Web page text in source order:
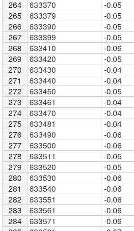
264
633370
-0.05
265
633379
-0.05
266
633390
-0.05
267
633399
-0.05
268
633410
-0.06
269
633420
-0.05
270
633430
-0.04
271
633440
-0.04
272
633450
-0.05
273
633461
-0.04
274
633470
-0.04
275
633481
-0.04
276
633490
-0.06
277
633500
-0.06
278
633511
-0.05
279
633520
-0.05
280
633530
-0.06
281
633540
-0.06
282
633551
-0.06
283
633561
-0.06
284
633571
-0.06
264
265
266
267
268
269
270
271
272
273
274
275
276
277
278
279
280
281
282
283
284